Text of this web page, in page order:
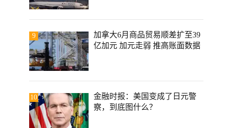
9
加拿大6月商品贸易顺差扩至39
亿加元 加元走弱 推高账面数据
10
金融时报：美国变成了日元警
察，到底图什么？